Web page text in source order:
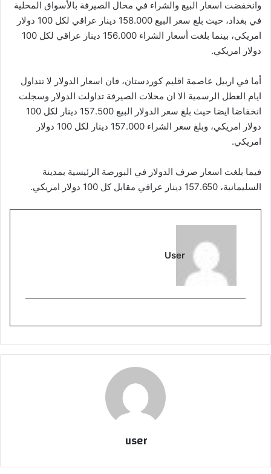
وانخفضت اسعار البيع والشراء في محال الصيرفة بالأسواق المحلية
في بغداد، حيث بلغ سعر البيع 158.000 دينار عراقي لكل 100 دولار
امريكي، بينما بلغت أسعار الشراء 156.000 دينار عراقي لكل 100
دولار امريكي.
أما في اربيل عاصمة اقليم كوردستان، فان اسعار الدولار لا تتداول
ايام العطل الرسمية الا ان محلات الصيرفة تداولت الدولار وسجلت
انخفاضا ايضا حيث بلغ سعر الدولار البيع 157.500 دينار لكل 100
دولار امريكي، وبلغ سعر الشراء 157.000 دينار لكل 100 دولار
امريكي.
فيما بلغت اسعار صرف الدولار في البورصة الرئيسية بمدينة
السليمانية، 157.650 دينار عراقي مقابل كل 100 دولار امريكي.
User
user